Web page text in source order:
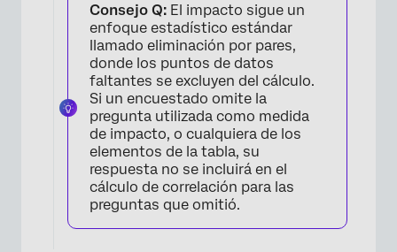
Consejo Q: El impacto sigue un
enfoque estadístico estándar
llamado eliminación por pares,
donde los puntos de datos
faltantes se excluyen del cálculo.
Si un encuestado omite la
pregunta utilizada como medida
de impacto, o cualquiera de los
elementos de la tabla, su
respuesta no se incluirá en el
cálculo de correlación para las
preguntas que omitió.